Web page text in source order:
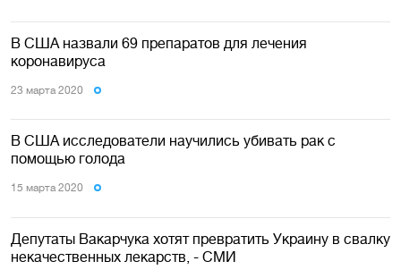
В США назвали 69 препаратов для лечения
коронавируса
23 марта 2020
В США исследователи научились убивать рак с
помощью голода
15 марта 2020
Депутаты Вакарчука хотят превратить Украину в свалку
некачественных лекарств, - СМИ